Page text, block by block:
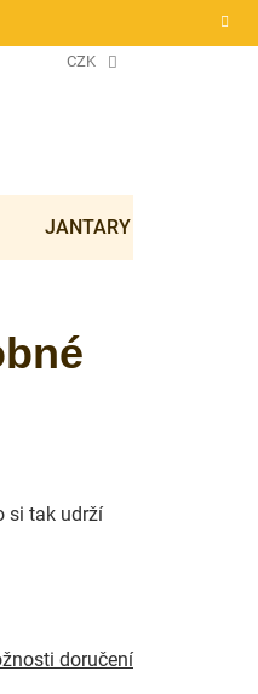
CZK
JANTARY
si tak udrží
doručení